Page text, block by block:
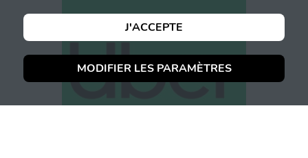
MODIFIER LES PARAMÈTRES
J'ACCEPTE